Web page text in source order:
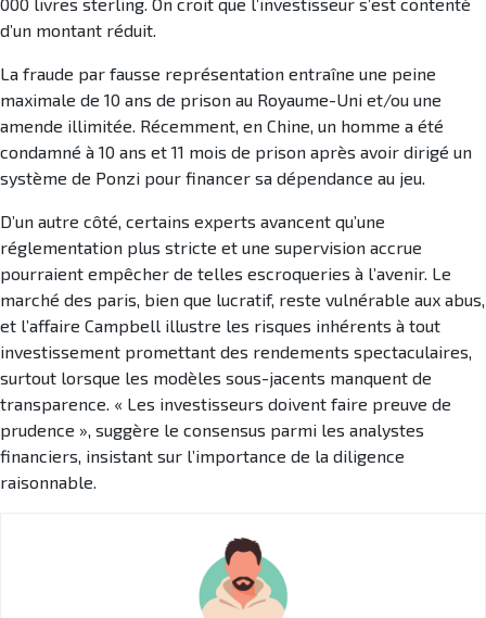
d’un montant réduit.
La fraude par fausse représentation entraîne une peine
maximale de 10 ans de prison au Royaume-Uni et/ou une
amende illimitée. Récemment, en Chine, un homme a été
condamné à 10 ans et 11 mois de prison après avoir dirigé un
système de Ponzi pour financer sa dépendance au jeu.
D’un autre côté, certains experts avancent qu’une
réglementation plus stricte et une supervision accrue
pourraient empêcher de telles escroqueries à l’avenir. Le
marché des paris, bien que lucratif, reste vulnérable aux abus,
et l’affaire Campbell illustre les risques inhérents à tout
investissement promettant des rendements spectaculaires,
surtout lorsque les modèles sous-jacents manquent de
transparence. « Les investisseurs doivent faire preuve de
prudence », suggère le consensus parmi les analystes
financiers, insistant sur l’importance de la diligence
raisonnable.